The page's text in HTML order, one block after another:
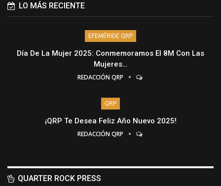
LO MÁS RECIENTE
EFEMÉRIDE QRP
Día De La Mujer 2025: Conmemoramos El 8M Con Las
Mujeres…
REDACCIÓN QRP
QRP
¡QRP Te Desea Feliz Año Nuevo 2025!
REDACCIÓN QRP
QUARTER ROCK PRESS